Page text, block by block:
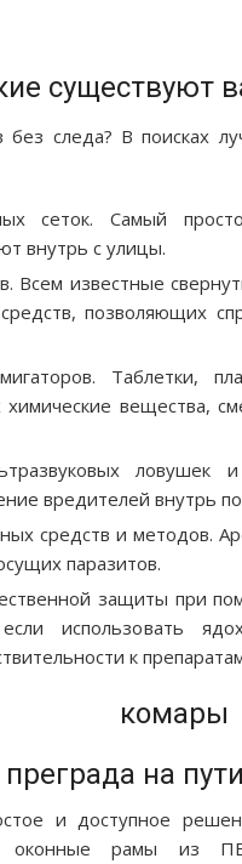
существуют
без следа? В поисках
сеток. Самый
внутрь с улицы.
Всем известные
позволяющих
Таблетки,
вещества,
ловушек
вредителей внутрь
средств и методов.
паразитов.
защиты при
использовать
к
на
и доступное
оконные рамы из